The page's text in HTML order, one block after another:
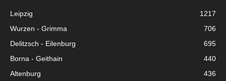
Leipzig
1217
Wurzen - Grimma
706
Delitzsch - Eilenburg
695
Borna - Geithain
440
Altenburg
436